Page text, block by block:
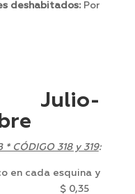
deshabitados: Por
Julio-
* CÓDIGO 318 y 319:
en cada esquina y
0,30 $ 0,35